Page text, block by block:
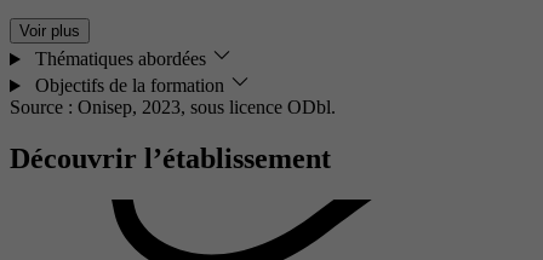
Voir plus
Thématiques abordées
Objectifs de la formation
Source : Onisep, 2023, sous licence ODbl.
Découvrir l’établissement